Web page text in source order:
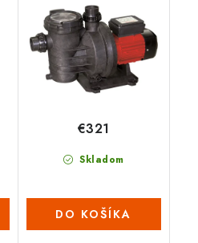
Skladom
€321
DO KOŠÍKA